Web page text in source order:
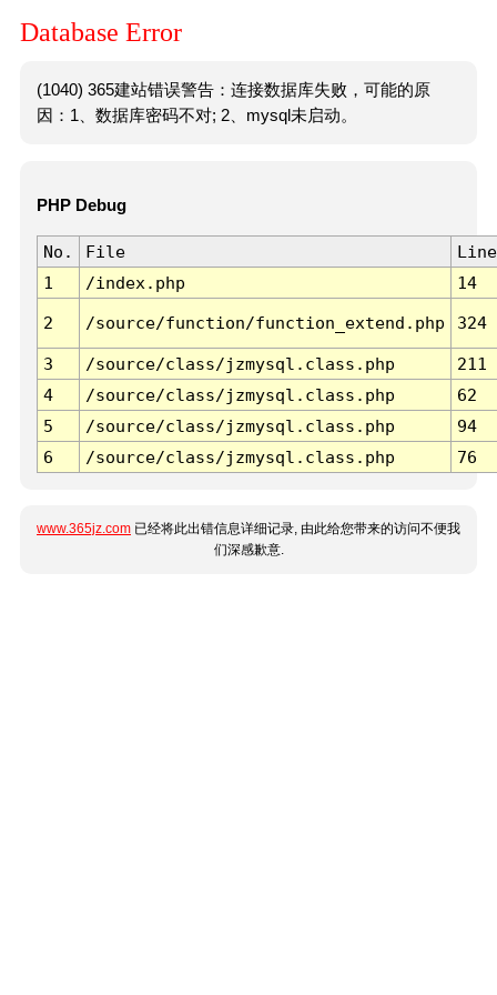
Database Error
(1040) 365建站错误警告：连接数据库失败，可能的原
因：1、数据库密码不对; 2、mysql未启动。
PHP Debug
No. File
Line
1
/index.php 14
2 /source/function/function_extend.php 324
3 /source/class/jzmysql.class.php
211
4
/source/class/jzmysql.class.php
62
5
/source/class/jzmysql.class.php
94
6
/source/class/jzmysql.class.php 76
www.365jz.com 已经将此出错信息详细记录, 由此给您带来的访问不便我
们深感歉意.